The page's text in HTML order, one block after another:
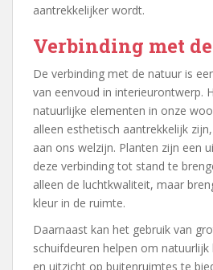
aantrekkelijker wordt.
Verbinding met
De verbinding met de natuur is
van eenvoud in interieurontwerp.
natuurlijke elementen in onze
alleen esthetisch aantrekkelijk
aan ons welzijn. Planten zijn een
deze verbinding tot stand te
alleen de luchtkwaliteit, maar
kleur in de ruimte.
Daarnaast kan het gebruik van
schuifdeuren helpen om
en uitzicht op buitenruimtes te